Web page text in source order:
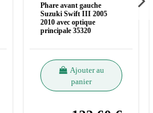
Phare avant gauche
Suzuki Swift III 2005
2010 avec optique
principale 35320
Ajouter au
panier